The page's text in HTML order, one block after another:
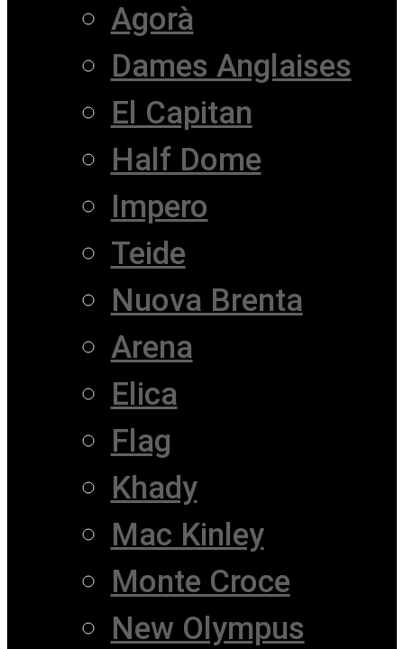
Agorà
Dames Anglaises
El Capitan
Half Dome
Impero
Teide
Nuova Brenta
Arena
Elica
Flag
Khady
Mac Kinley
Monte Croce
New Olympus